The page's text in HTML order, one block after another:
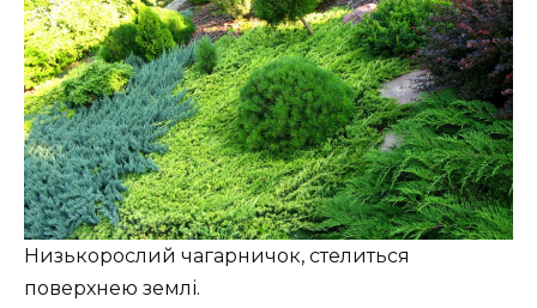
Низькорослий чагарничок, стелиться
поверхнею землі.